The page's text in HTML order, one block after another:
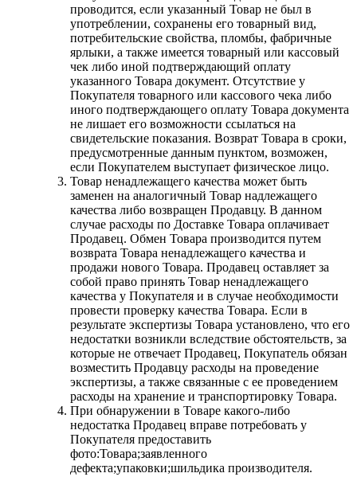
проводится, если указанный Товар не был в
употреблении, сохранены его товарный вид,
потребительские свойства, пломбы, фабричные
ярлыки, а также имеется товарный или кассовый
чек либо иной подтверждающий оплату
указанного Товара документ. Отсутствие у
Покупателя товарного или кассового чека либо
иного подтверждающего оплату Товара документа
не лишает его возможности ссылаться на
свидетельские показания. Возврат Товара в сроки,
предусмотренные данным пунктом, возможен,
если Покупателем выступает физическое лицо.
Товар ненадлежащего качества может быть
заменен на аналогичный Товар надлежащего
качества либо возвращен Продавцу. В данном
случае расходы по Доставке Товара оплачивает
Продавец. Обмен Товара производится путем
возврата Товара ненадлежащего качества и
продажи нового Товара. Продавец оставляет за
собой право принять Товар ненадлежащего
качества у Покупателя и в случае необходимости
провести проверку качества Товара. Если в
результате экспертизы Товара установлено, что его
недостатки возникли вследствие обстоятельств, за
которые не отвечает Продавец, Покупатель обязан
возместить Продавцу расходы на проведение
экспертизы, а также связанные с ее проведением
расходы на хранение и транспортировку Товара.
При обнаружении в Товаре какого-либо
недостатка Продавец вправе потребовать у
Покупателя предоставить
фото:Товара;заявленного
дефекта;упаковки;шильдика производителя.